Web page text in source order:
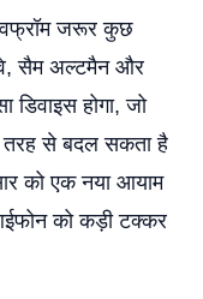
जरूर कुछ
सैम अल्टमैन और
होगा, जो
से बदल सकता है
को एक नया आयाम
को कड़ी टक्कर